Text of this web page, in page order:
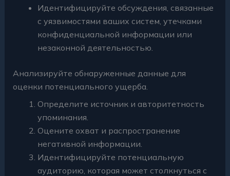
Идентифицируйте обсуждения, связанные
с уязвимостями ваших систем, утечками
конфиденциальной информации или
незаконной деятельностью.
Анализируйте обнаруженные данные для
оценки потенциального ущерба.
Определите источник и авторитетность
упоминания.
Оцените охват и распространение
негативной информации.
Идентифицируйте потенциальную
аудиторию, которая может столкнуться с